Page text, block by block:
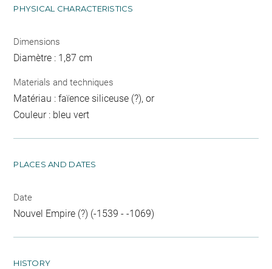
PHYSICAL CHARACTERISTICS
Dimensions
Diamètre : 1,87 cm
Materials and techniques
Matériau : faïence siliceuse (?), or
Couleur : bleu vert
PLACES AND DATES
Date
Nouvel Empire (?) (-1539 - -1069)
HISTORY